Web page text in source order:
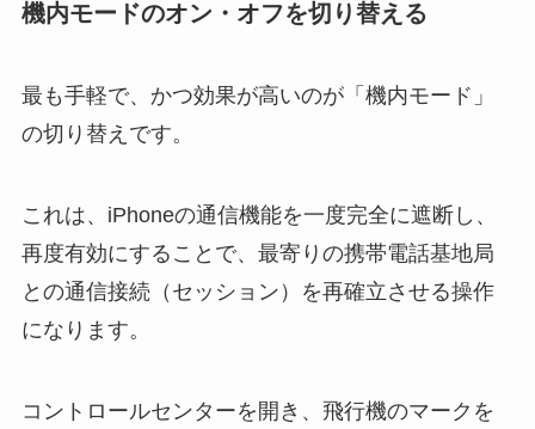
機内モードのオン・オフを切り替える
最も手軽で、かつ効果が高いのが「機内モード」
の切り替えです。
これは、iPhoneの通信機能を一度完全に遮断し、
再度有効にすることで、最寄りの携帯電話基地局
との通信接続（セッション）を再確立させる操作
になります。
コントロールセンターを開き、飛行機のマークを